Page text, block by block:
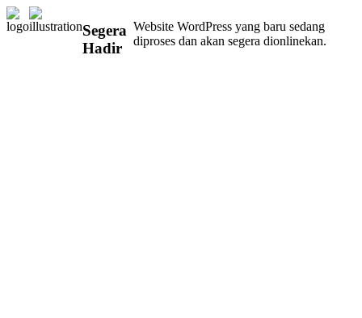
Segera
Hadir
Website WordPress yang baru sedang
diproses dan akan segera dionlinekan.